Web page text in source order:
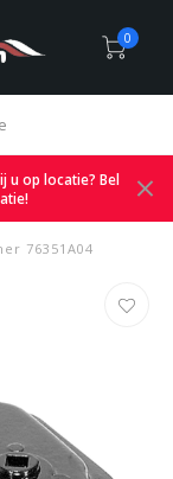
0
u op locatie? Bel
76351A04